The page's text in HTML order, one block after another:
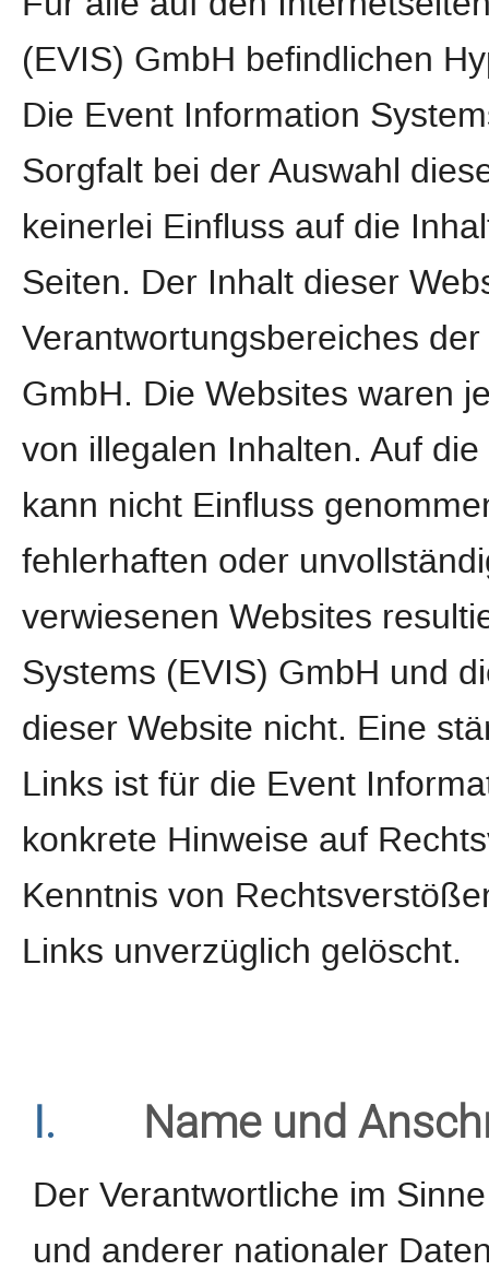
(EVIS) GmbH befindlichen
Die Event Information
Sorgfalt bei der Auswahl
keinerlei Einfluss auf die
Seiten. Der Inhalt dieser
Verantwortungsbereiches
GmbH. Die Websites waren
von illegalen Inhalten. Auf
kann nicht Einfluss
fehlerhaften oder
verwiesenen Websites
Systems (EVIS) GmbH und
dieser Website nicht. Eine
Links ist für die Event
konkrete Hinweise auf
Kenntnis von
Links unverzüglich gelöscht.
I. Name und
Der Verantwortliche im
und anderer nationaler